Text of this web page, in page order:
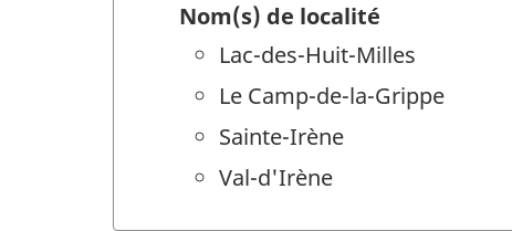
Nom(s) de localité
Lac-des-Huit-Milles
Le Camp-de-la-Grippe
Sainte-Irène
Val-d'Irène